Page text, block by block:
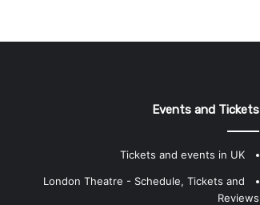
Events and Tickets
Tickets and events in UK
London Theatre - Schedule, Tickets and
Reviews